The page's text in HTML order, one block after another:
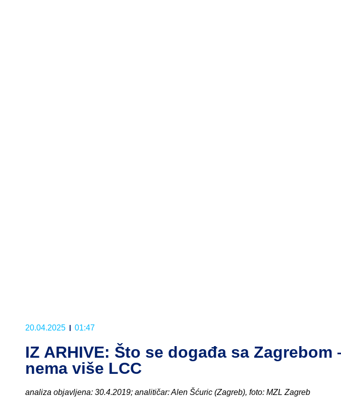
20.04.2025 01:47
IZ ARHIVE: Što se događa sa Zagrebom
nema više LCC
analiza objavljena: 30.4.2019; analitičar: Alen Šćuric (Zagreb), foto: MZL Zagreb